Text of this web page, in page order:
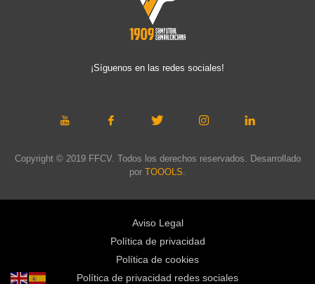
¡Síguenos en las redes sociales!
Copyright © 2019 FFCV. Todos los derechos reservados. Desarrollado
por TOOOLS
Aviso Legal
Política de privacidad
Política de cookies
Política de privacidad redes sociales